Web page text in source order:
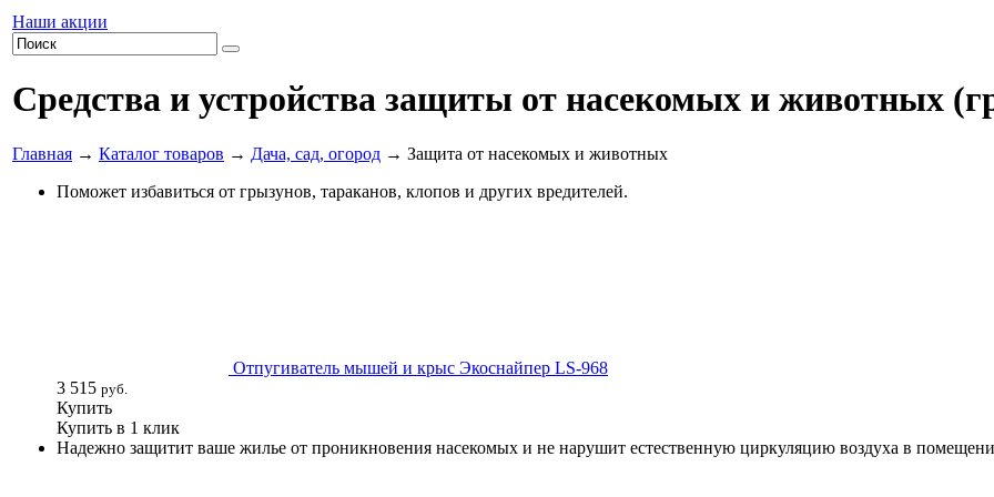
Наши акции
Средства и устройства защиты от насекомых и животных
Главная → Каталог товаров → Дача, сад, огород → Защита от насекомых и животных
Поможет избавиться от грызунов, тараканов, клопов и других вредителей.
Отпугиватель мышей и крыс Экоснайпер LS-968
3 515 руб.
Купить
Купить в 1 клик
Надежно защитит ваше жилье от проникновения насекомых и не нарушит естественную циркуляцию воздуха в